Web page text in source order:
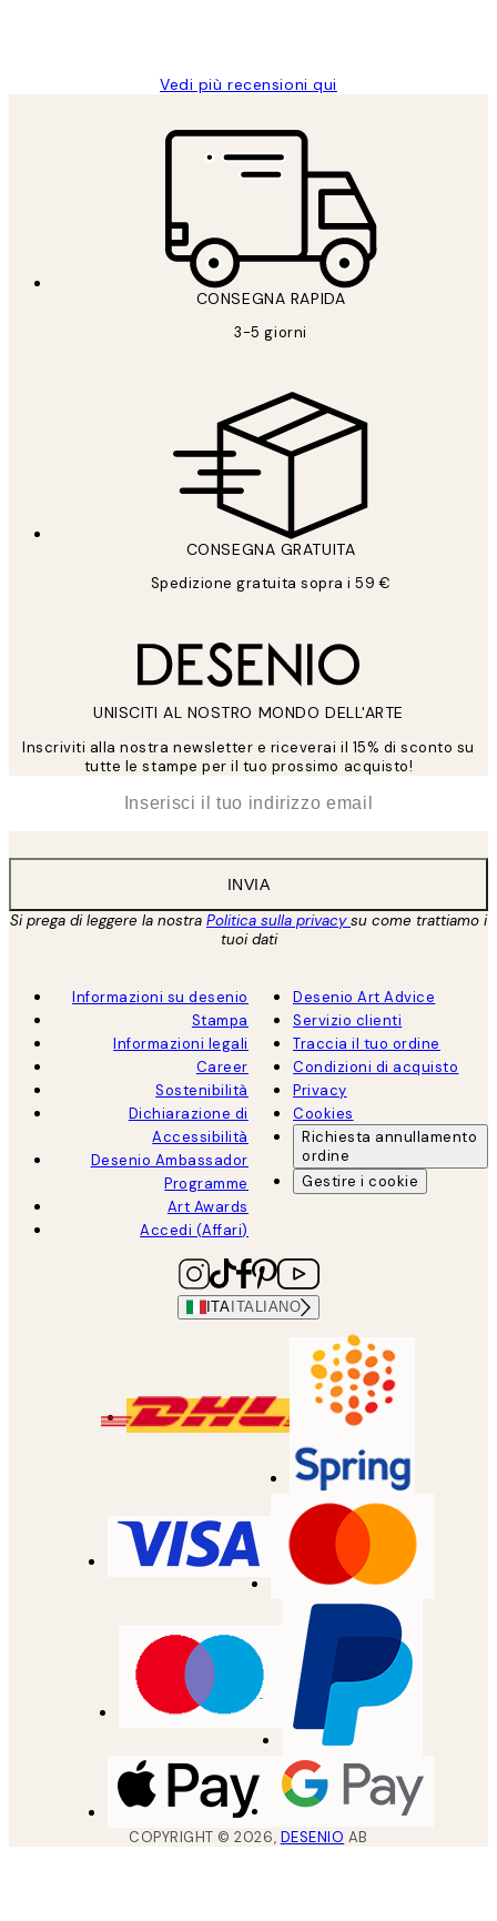
Vedi più recensioni qui
CONSEGNA RAPIDA
3-5 giorni
CONSEGNA GRATUITA
Spedizione gratuita sopra i 59 €
UNISCITI AL NOSTRO MONDO DELL'ARTE
Inscriviti alla nostra newsletter e riceverai il 15% di sconto su
tutte le stampe per il tuo prossimo acquisto!
INVIA
Si prega di leggere la nostra Politica sulla privacysu come trattiamo i
tuoi dati
Informazioni su desenio
Stampa
Informazioni legali
Career
Sostenibilità
Dichiarazione di
Accessibilità
Desenio Ambassador
Programme
Art Awards
Accedi (Affari)
Desenio Art Advice
Servizio clienti
Traccia il tuo ordine
Condizioni di acquisto
Privacy
Cookies
Richiesta annullamento
ordine
Gestire i cookie
ITA ITALIANO
COPYRIGHT ©2026, DESENIO AB